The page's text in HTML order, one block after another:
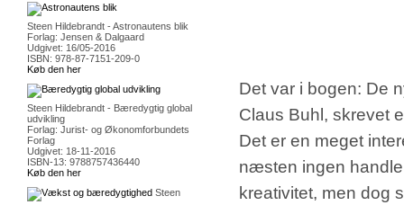
Steen Hildebrandt - Astronautens blik
Forlag: Jensen & Dalgaard
Udgivet: 16/05-2016
ISBN: 978-87-7151-209-0
Køb den her
Steen Hildebrandt - Bæredygtig global
udvikling
Forlag: Jurist- og Økonomforbundets
Forlag
Udgivet: 18-11-2016
ISBN-13: 9788757436440
Køb den her
Steen
Det var i bogen: De
Claus Buhl, skrevet
Det er en meget
næsten ingen
kreativitet, men dog